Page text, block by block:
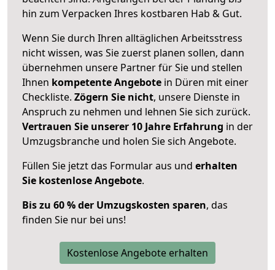
hin zum Verpacken Ihres kostbaren Hab & Gut.
Wenn Sie durch Ihren alltäglichen Arbeitsstress
nicht wissen, was Sie zuerst planen sollen, dann
übernehmen unsere Partner für Sie und stellen
Ihnen kompetente Angebote in Düren mit einer
Checkliste. Zögern Sie nicht, unsere Dienste in
Anspruch zu nehmen und lehnen Sie sich zurück.
Vertrauen Sie unserer 10 Jahre Erfahrung in der
Umzugsbranche und holen Sie sich Angebote.
Füllen Sie jetzt das Formular aus und erhalten
Sie kostenlose Angebote.
Bis zu 60 % der Umzugskosten sparen, das
finden Sie nur bei uns!
Kostenlose Angebote erhalten